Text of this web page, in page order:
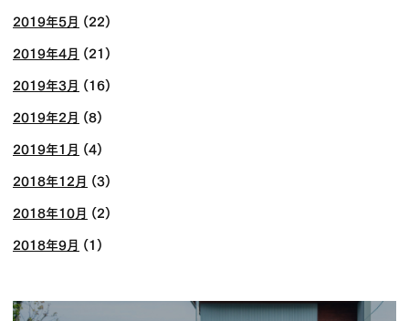
2019年5月 (22)
2019年4月 (21)
2019年3月 (16)
2019年2月 (8)
2019年1月 (4)
2018年12月 (3)
2018年10月 (2)
2018年9月 (1)